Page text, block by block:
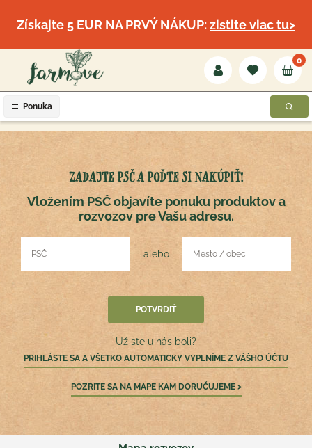
Získajte 5 EUR NA PRVÝ NÁKUP:zistite viac tu>
Ponuka
0
ZADAJTE PSČ A POĎTE SI NAKÚPIŤ!
Vložením PSČ objavíte ponuku produktov a
rozvozov pre Vašu adresu.
alebo
Už ste u nás boli?
PRIHLÁSTE SA A VŠETKO AUTOMATICKY VYPLNÍME Z VÁŠHO ÚČTU
POZRITE SA NA MAPE KAM DORUČUJEME >